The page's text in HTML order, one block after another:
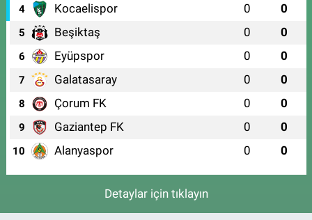
4 Kocaelispor 0 0
5 Beşiktaş 0 0
6 Eyüpspor 0 0
7 Galatasaray 0 0
8 Çorum FK 0 0
9 Gaziantep FK 0 0
10 Alanyaspor 0 0
Detaylar için tıklayın